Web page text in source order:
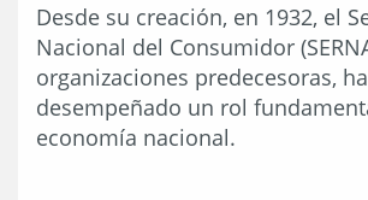
Desde su creación, en 1932, el
Nacional del Consumidor
organizaciones predecesoras,
desempeñado un rol
economía nacional.